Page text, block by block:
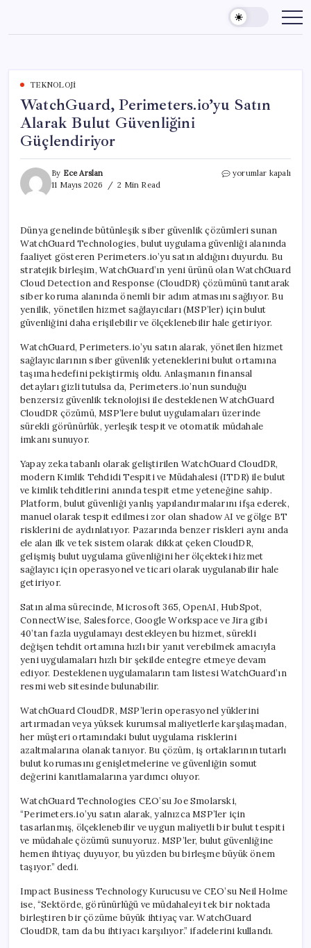
content
TEKNOLOJI
WatchGuard, Perimeters.io’yu Satın
Alarak Bulut Güvenliğini
Güçlendiriyor
By Ece Arslan
11 Mayıs 2026
2 Min Read
WatchGuard,
Güvenliğini
Güçlendiriyor
için
yorumlar kapalı
Dünya genelinde bütünleşik siber güvenlik çözümleri sunan
WatchGuard Technologies, bulut uygulama güvenliği alanında
faaliyet gösteren Perimeters.io’yu satın aldığını duyurdu. Bu
stratejik birleşim, WatchGuard’ın yeni ürünü olan WatchGuard
Cloud Detection and Response (CloudDR) çözümünü tanıtarak
siber koruma alanında önemli bir adım atmasını sağlıyor. Bu
yenilik, yönetilen hizmet sağlayıcıları (MSP’ler) için bulut
güvenliğini daha erişilebilir ve ölçeklenebilir hale getiriyor.
WatchGuard, Perimeters.io’yu satın alarak, yönetilen hizmet
sağlayıcılarının siber güvenlik yeteneklerini bulut ortamına
taşıma hedefini pekiştirmiş oldu. Anlaşmanın finansal
detayları gizli tutulsa da, Perimeters.io’nun sunduğu
benzersiz güvenlik teknolojisi ile desteklenen WatchGuard
CloudDR çözümü, MSP’lere bulut uygulamaları üzerinde
sürekli görünürlük, yerleşik tespit ve otomatik müdahale
imkanı sunuyor.
Yapay zeka tabanlı olarak geliştirilen WatchGuard CloudDR,
modern Kimlik Tehdidi Tespiti ve Müdahalesi (ITDR) ile bulut
ve kimlik tehditlerini anında tespit etme yeteneğine sahip.
Platform, bulut güvenliği yanlış yapılandırmalarını ifşa ederek,
manuel olarak tespit edilmesi zor olan shadow AI ve gölge BT
risklerini de aydınlatıyor. Pazarında benzer riskleri aynı anda
ele alan ilk ve tek sistem olarak dikkat çeken CloudDR,
gelişmiş bulut uygulama güvenliğini her ölçekteki hizmet
sağlayıcı için operasyonel ve ticari olarak uygulanabilir hale
getiriyor.
Satın alma sürecinde, Microsoft 365, OpenAI, HubSpot,
ConnectWise, Salesforce, Google Workspace ve Jira gibi
40’tan fazla uygulamayı destekleyen bu hizmet, sürekli
değişen tehdit ortamına hızlı bir yanıt verebilmek amacıyla
yeni uygulamaları hızlı bir şekilde entegre etmeye devam
ediyor. Desteklenen uygulamaların tam listesi WatchGuard’ın
resmi web sitesinde bulunabilir.
WatchGuard CloudDR, MSP’lerin operasyonel yüklerini
artırmadan veya yüksek kurumsal maliyetlerle karşılaşmadan,
her müşteri ortamındaki bulut uygulama risklerini
azaltmalarına olanak tanıyor. Bu çözüm, iş ortaklarının tutarlı
bulut korumasını genişletmelerine ve güvenliğin somut
değerini kanıtlamalarına yardımcı oluyor.
WatchGuard Technologies CEO’su Joe Smolarski,
“Perimeters.io’yu satın alarak, yalnızca MSP’ler için
tasarlanmış, ölçeklenebilir ve uygun maliyetli bir bulut tespiti
ve müdahale çözümü sunuyoruz. MSP’ler, bulut güvenliğine
hemen ihtiyaç duyuyor, bu yüzden bu birleşme büyük önem
taşıyor.” dedi.
Impact Business Technology Kurucusu ve CEO’su Neil Holme
ise, “Sektörde, görünürlüğü ve müdahaleyi tek bir noktada
birleştiren bir çözüme büyük ihtiyaç var. WatchGuard
CloudDR, tam da bu ihtiyacı karşılıyor.” ifadelerini kullandı.